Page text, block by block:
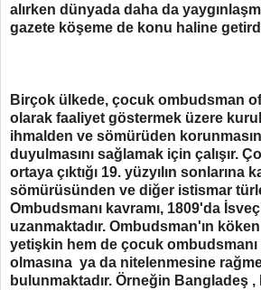
alırken dünyada daha da
gazete köşeme de konu haline
Birçok ülkede, çocuk ombudsman
olarak faaliyet göstermek üzere
ihmalden ve sömürüden
duyulmasını sağlamak için çalışır.
ortaya çıktığı 19. yüzyılın
sömürüsünden ve diğer istismar
Ombudsmanı kavramı, 1809'da
uzanmaktadır. Ombudsman'ın
yetişkin hem de çocuk
olmasına ya da nitelenmesine
bulunmaktadır. Örneğin Bangladeş